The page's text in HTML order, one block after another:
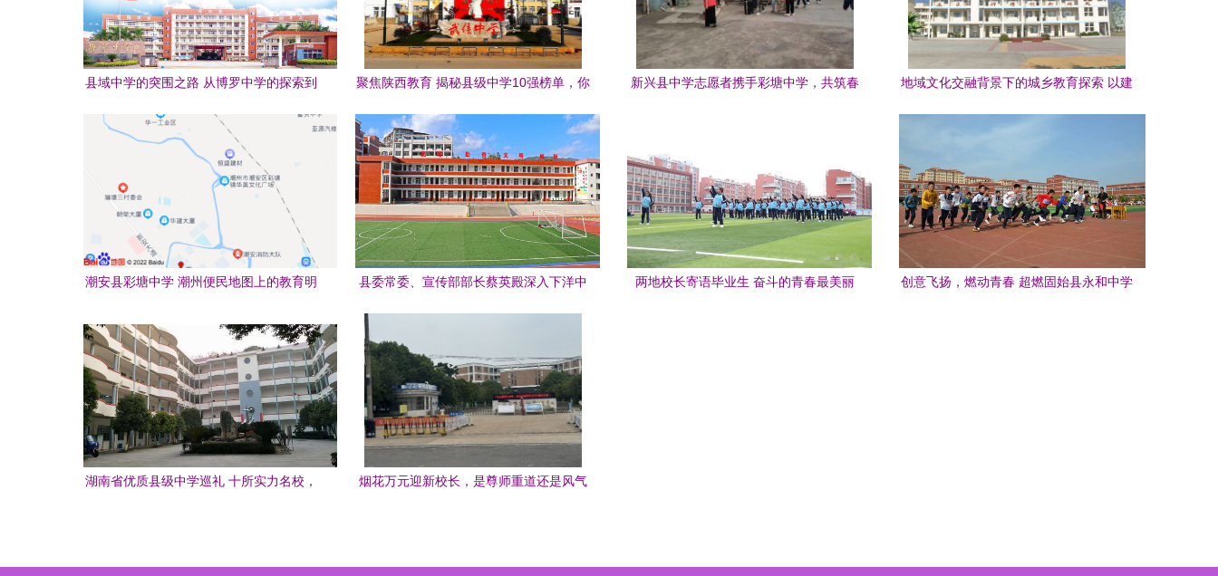
县域中学的突围之路 从博罗中学的探索到
聚焦陕西教育 揭秘县级中学10强榜单，你
新兴县中学志愿者携手彩塘中学，共筑春
地域文化交融背景下的城乡教育探索 以建
潮安县彩塘中学 潮州便民地图上的教育明
县委常委、宣传部部长蔡英殿深入下洋中
两地校长寄语毕业生 奋斗的青春最美丽
创意飞扬，燃动青春 超燃固始县永和中学
湖南省优质县级中学巡礼 十所实力名校，
烟花万元迎新校长，是尊师重道还是风气